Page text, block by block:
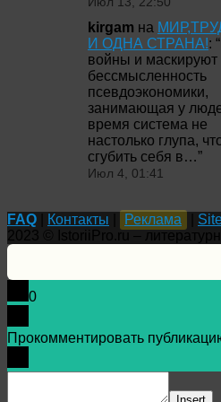
kirgam на
И ОДНА СТРАНА!: “
войны и маскируют
бессмысленность
псевдоэкономики,
занимающая у
время система не
настолько глупа,
сгубить себя в…”
Июл 4, 01:41
FAQ Контакты Реклама
0
Прокомментировать